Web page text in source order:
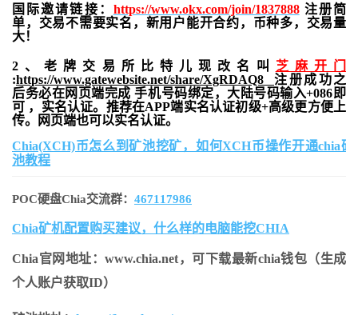
国际邀请链接： https://www.okx.com/join/1837888注册简
单，交易不需要实名，新用户能开合约， 币种多，交易量
大！
2、老牌交易所比特儿现改名叫 芝麻开门
:https://www.gatewebsite.net/share/XgRDAQ8 注册成功之
后务必在网页端完成 手机号码绑定，大陆号码输入+086即
可 ，实名认证。推荐在APP端实名认证初级+高级更方便上
传。网页端也可以实名认证。
Chia(XCH)币怎么到矿池挖矿，如何XCH币操作开通chia矿
池教程
POC硬盘Chia交流群： 467117986
Chia矿机配置购买建议，什么样的电脑能挖CHIA
Chia官网地址：www.chia.net，可下载最新chia钱包（生成
个人账户获取ID）